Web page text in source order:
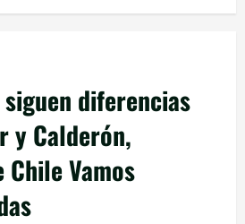
diferencias
y Calderón,
Vamos